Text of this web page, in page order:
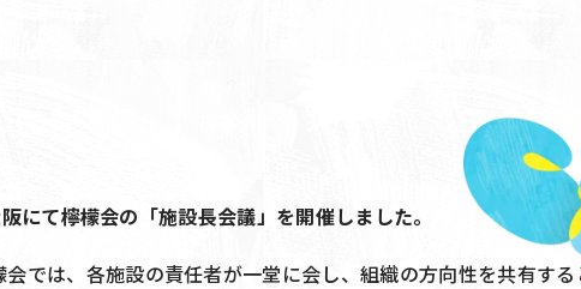
にて檸檬会の「施設長会議」を開催しました。
では、各施設の責任者が一堂に会し、組織の方向性を共有する